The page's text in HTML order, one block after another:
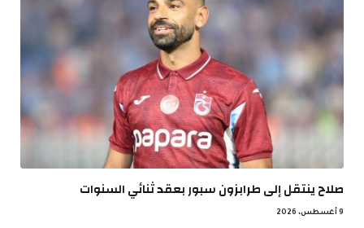
صلاح ينتقل إلى طرابزون سبور بعقد ثنائي السنوات
9 أغسطس، 2026